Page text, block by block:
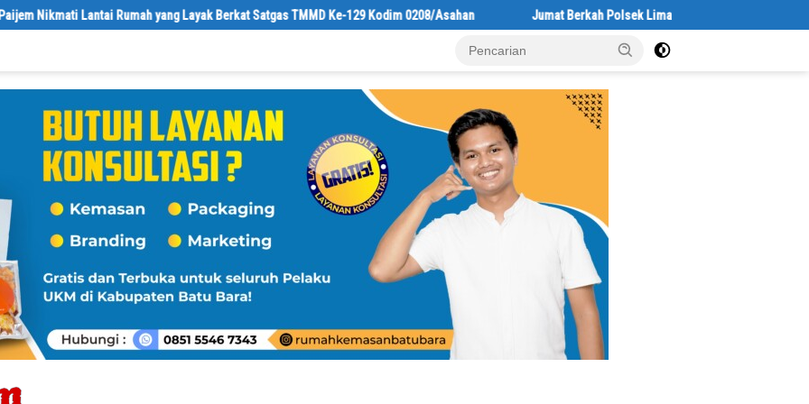
Layak Berkat Satgas TMMD Ke-129 Kodim 0208/Asahan Jumat Berkah Polsek Lima Puluh, Kapolsek Salomo Sagala Salurkan Sembako